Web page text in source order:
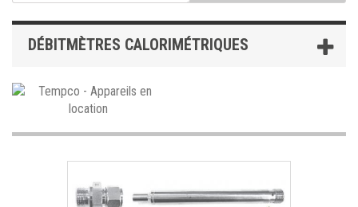
DÉBITMÈTRES CALORIMÉTRIQUES